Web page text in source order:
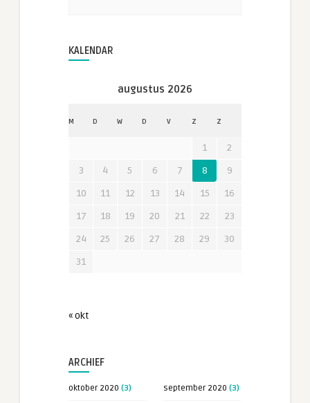
KALENDAR
augustus 2026
M D W D V Z Z
1
2
3
4 5 6 7 8
9
10
11 12 13 14 15
16
17
18 19 20 21 22
23
24
25 26 27 28 29
30
31
« okt
ARCHIEF
oktober 2020 (3) september 2020 (3)